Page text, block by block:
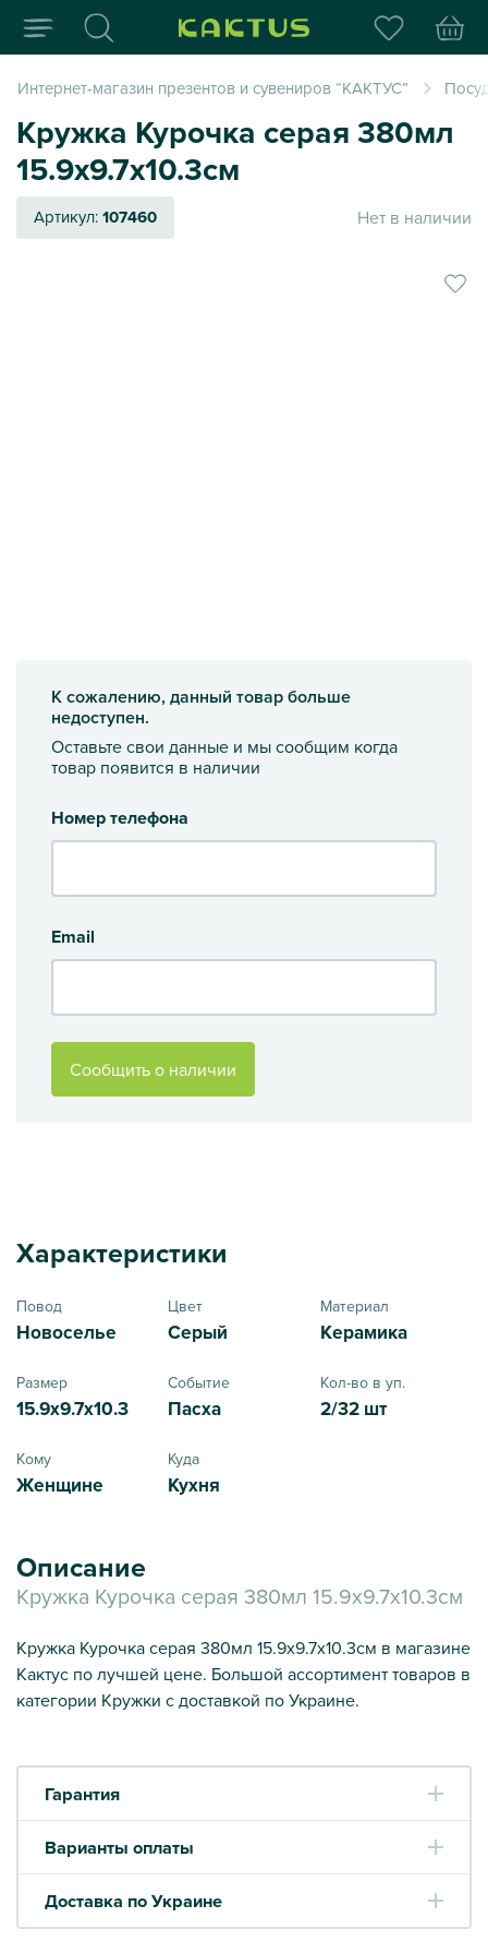
Интернет-магазин
Интернет-магазин презентов и сувениров “КАКТУС”
Кружка Курочка серая 380мл
15.9х9.7х10.3см
Артикул:107460 Нет в наличии
К сожалению, данный товар больше
недоступен.
Оставьте свои данные и мы сообщим когда
товар появится в наличии
Номер телефона
Email
Сообщить о наличии
Характеристики
Повод
Новоселье
Цвет
Серый
Материал
Керамика
Размер
15.9x9.7x10.3
Событие
Пасха
Кол-во в уп.
2/32 шт
Кому
Женщине
Куда
Кухня
Описание
Кружка Курочка серая 380мл 15.9х9.7х10.3см
Кружка Курочка серая 380мл 15.9х9.7х10.3см в магазине
Кактус по лучшей цене. Большой ассортимент товаров в
категории Кружки с доставкой по Украине.
Гарантия
Варианты оплаты
Доставка по Украине